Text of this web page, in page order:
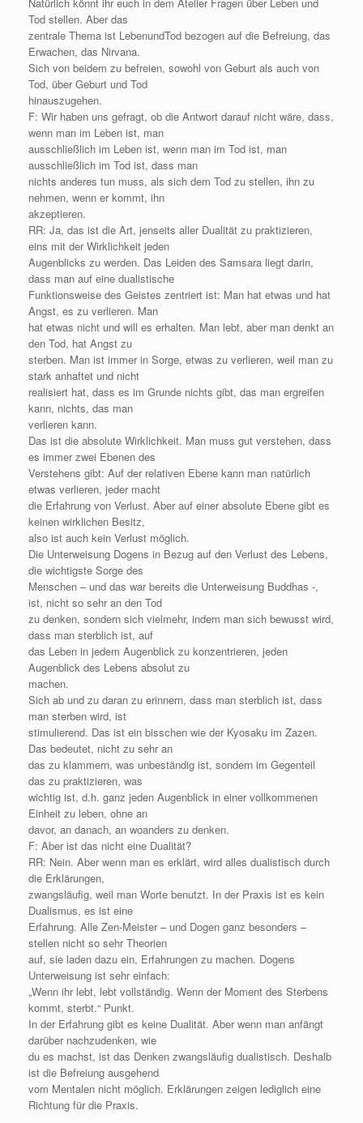
Tod stellen. Aber das
zentrale Thema ist LebenundTod bezogen auf die Befreiung, das
Erwachen, das Nirvana.
Sich von beidem zu befreien, sowohl von Geburt als auch von
Tod, über Geburt und Tod
hinauszugehen.
F: Wir haben uns gefragt, ob die Antwort darauf nicht wäre, dass,
wenn man im Leben ist, man
ausschließlich im Leben ist, wenn man im Tod ist, man
ausschließlich im Tod ist, dass man
nichts anderes tun muss, als sich dem Tod zu stellen, ihn zu
nehmen, wenn er kommt, ihn
akzeptieren.
RR: Ja, das ist die Art, jenseits aller Dualität zu praktizieren,
eins mit der Wirklichkeit jeden
Augenblicks zu werden. Das Leiden des Samsara liegt darin,
dass man auf eine dualistische
Funktionsweise des Geistes zentriert ist: Man hat etwas und hat
Angst, es zu verlieren. Man
hat etwas nicht und will es erhalten. Man lebt, aber man denkt an
den Tod, hat Angst zu
sterben. Man ist immer in Sorge, etwas zu verlieren, weil man zu
stark anhaftet und nicht
realisiert hat, dass es im Grunde nichts gibt, das man ergreifen
kann, nichts, das man
verlieren kann.
Das ist die absolute Wirklichkeit. Man muss gut verstehen, dass
es immer zwei Ebenen des
Verstehens gibt: Auf der relativen Ebene kann man natürlich
etwas verlieren, jeder macht
die Erfahrung von Verlust. Aber auf einer absolute Ebene gibt es
keinen wirklichen Besitz,
also ist auch kein Verlust möglich.
Die Unterweisung Dogens in Bezug auf den Verlust des Lebens,
die wichtigste Sorge des
Menschen – und das war bereits die Unterweisung Buddhas -,
ist, nicht so sehr an den Tod
zu denken, sondern sich vielmehr, indem man sich bewusst wird,
dass man sterblich ist, auf
das Leben in jedem Augenblick zu konzentrieren, jeden
Augenblick des Lebens absolut zu
machen.
Sich ab und zu daran zu erinnern, dass man sterblich ist, dass
man sterben wird, ist
stimulierend. Das ist ein bisschen wie der Kyosaku im Zazen.
Das bedeutet, nicht zu sehr an
das zu klammern, was unbeständig ist, sondern im Gegenteil
das zu praktizieren, was
wichtig ist, d.h. ganz jeden Augenblick in einer vollkommenen
Einheit zu leben, ohne an
davor, an danach, an woanders zu denken.
F: Aber ist das nicht eine Dualität?
RR: Nein. Aber wenn man es erklärt, wird alles dualistisch durch
die Erklärungen,
zwangsläufig, weil man Worte benutzt. In der Praxis ist es kein
Dualismus, es ist eine
Erfahrung. Alle Zen-Meister – und Dogen ganz besonders –
stellen nicht so sehr Theorien
auf, sie laden dazu ein, Erfahrungen zu machen. Dogens
Unterweisung ist sehr einfach:
„Wenn ihr lebt, lebt vollständig. Wenn der Moment des Sterbens
kommt, sterbt.“ Punkt.
In der Erfahrung gibt es keine Dualität. Aber wenn man anfängt
darüber nachzudenken, wie
du es machst, ist das Denken zwangsläufig dualistisch. Deshalb
ist die Befreiung ausgehend
vom Mentalen nicht möglich. Erklärungen zeigen lediglich eine
Richtung für die Praxis.